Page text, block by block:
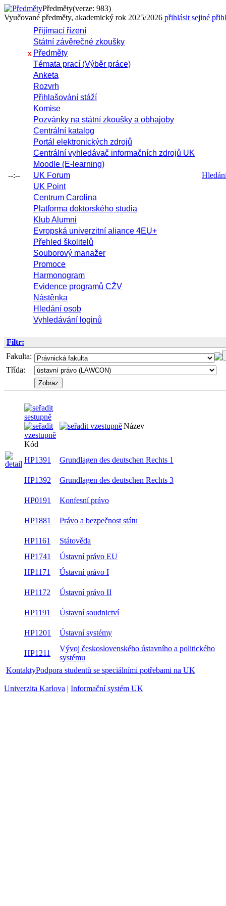
Předměty(verze: 983)
Vyučované předměty, akademický rok 2025/2026 přihlásit sejiné
--:--
Přijímací řízení
Státní závěrečné zkoušky
x Předměty
Témata prací (Výběr práce)
Anketa
Rozvrh
Přihlašování stáží
Komise
Pozvánky na státní zkoušky a obhajoby
Centrální katalog
Portál elektronických zdrojů
Centrální vyhledávač informačních zdrojů UK
Moodle (E-learning)
UK Forum
UK Point
Centrum Carolina
Platforma doktorského studia
Klub Alumni
Evropská univerzitní aliance 4EU+
Přehled školitelů
Souborový manažer
Promoce
Harmonogram
Evidence programů CŽV
Nástěnka
Hledání osob
Vyhledávání loginů
Filtr:
Fakulta:
Třída:
Kód
Název
HP1391 Grundlagen des deutschen Rechts 1
HP1392 Grundlagen des deutschen Rechts 3
HP0191 Konfesní právo
HP1881 Právo a bezpečnost státu
HP1161
Státověda
HP1741
Ústavní právo EU
HP1171
Ústavní právo I
HP1172 Ústavní právo II
HP1191 Ústavní soudnictví
HP1201 Ústavní systémy
HP1211
Vývoj československého ústavního a politického
systému
KontaktyPodpora studentů se speciálními potřebami na UK
Univerzita Karlova | Informační systém UK